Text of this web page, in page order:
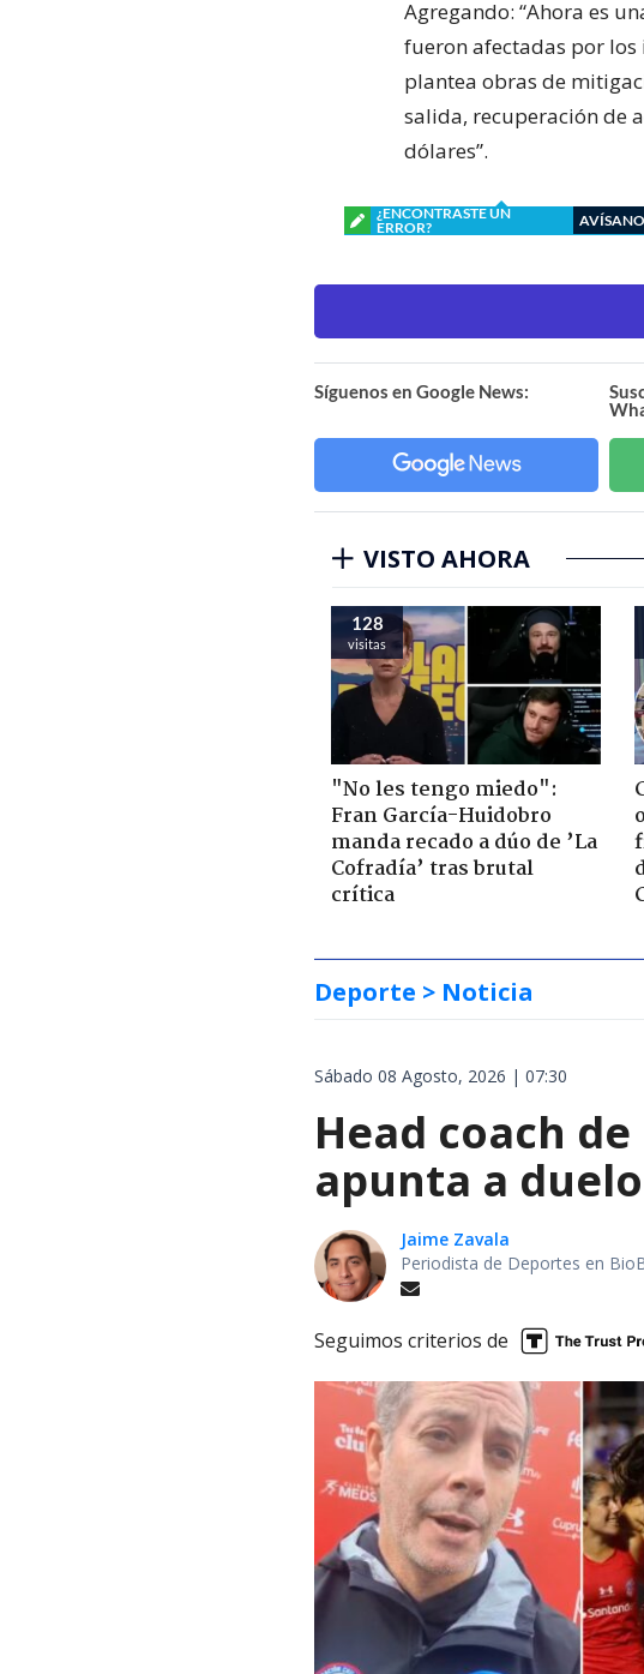
Agregando: “Ahora es
fueron afectadas por los
plantea obras de
salida, recuperación de
dólares”.
¿ENCONTRASTE UN
ERROR?
Síguenos en Google News:
VISTO AHORA
128
visitas
"No les tengo miedo":
Fran García-Huidobro
manda recado a dúo de ’La
Cofradía’ tras brutal
crítica
Deporte > Noticia
Sábado 08 Agosto, 2026 | 07:30
Head coach
apunta a
Jaime Zavala
Periodista de Deportes en
Seguimos criterios de